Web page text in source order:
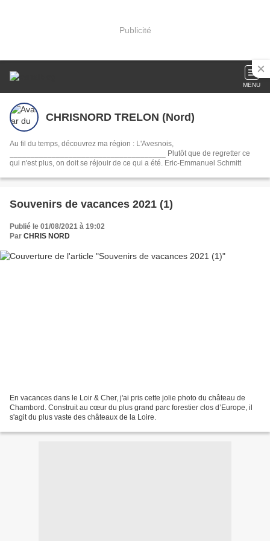
Publicité
MENU
CHRISNORD TRELON (Nord)
Au fil du temps, découvrez ma région : L'Avesnois,
_____________________________________ Plutôt que de regretter ce
qui n'est plus, on doit se réjouir de ce qui a été. Eric-Emmanuel Schmitt
Souvenirs de vacances 2021 (1)
Publié le 01/08/2021 à 19:02
Par CHRIS NORD
En vacances dans le Loir & Cher, j'ai pris cette jolie photo du château de
Chambord. Construit au cœur du plus grand parc forestier clos d’Europe, il
s'agit du plus vaste des châteaux de la Loire.